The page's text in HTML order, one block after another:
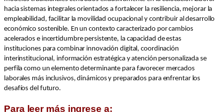
hacia sistemas integrales orientados a fortalecer la resiliencia, mejorar la
empleabilidad, facilitar la movilidad ocupacional y contribuir al desarrollo
económico sostenible. En un contexto caracterizado por cambios
acelerados e incertidumbre persistente, la capacidad de estas
instituciones para combinar innovación digital, coordinación
interinstitucional, información estratégica y atención personalizada se
perfila como un elemento determinante para favorecer mercados
laborales más inclusivos, dinámicos y preparados para enfrentar los
desafíos del futuro.
Para leer más ingrese a: